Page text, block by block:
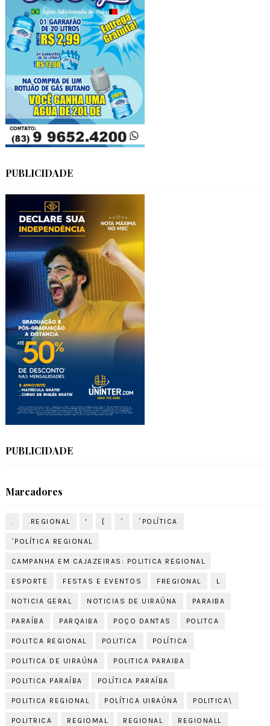
PUBLICIDADE
PUBLICIDADE
Marcadores
. .REGIONAL ' [ ´ ´POLÍTICA
´POLÍTICA REGIONAL
CAMPANHA EM CAJAZEIRAS: POLITICA REGIONAL
ESPORTE FESTAS E EVENTOS FREGIONAL L
NOTICIA GERAL NOTICIAS DE UIRAÚNA PARAIBA
PARAÍBA PARQAIBA POÇO DANTAS POLITCA
POLITCA REGIONAL POLITICA POLÍTICA
POLITICA DE UIRAÚNA POLITICA PARAIBA
POLITICA PARAÍBA POLÍTICA PARAÍBA
POLITICA REGIONAL POLÍTICA UIRAÚNA POLITICA\
POLITRICA REGIOMAL REGIONAL REGIONALL